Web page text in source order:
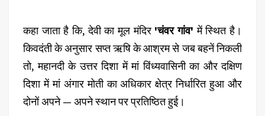
कहा जाता है कि, देवी का मूल मंदिर 'चंवर गांव' में स्थित है।
किवदंती के अनुसार सप्त ऋषि के आश्रम से जब बहनें निकली
तो, महानदी के उत्तर दिशा में मां विंध्यवासिनी का और दक्षिण
दिशा में मां अंगार मोती का अधिकार क्षेत्र निर्धारित हुआ और
दोनों अपने — अपने स्थान पर प्रतिष्ठित हुई।